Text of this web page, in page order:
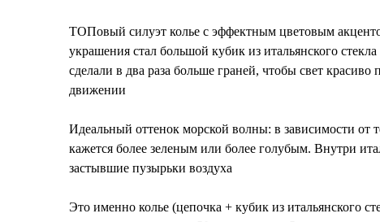
ТОПовый силуэт колье с эффектным цветовым
украшения стал большой кубик из итальянского
сделали в два раза больше граней, чтобы свет красиво
движении
Идеальный оттенок морской волны: в зависимости от
кажется более зеленым или более голубым. Внутри
застывшие пузырьки воздуха
Это именно колье (цепочка + кубик из итальянского